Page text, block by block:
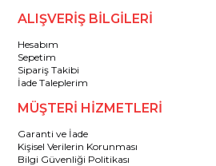
ALIŞVERİŞ BİLGİLERİ
Hesabım
Sepetim
Sipariş Takibi
İade Taleplerim
MÜŞTERİ HİZMETLERİ
Garanti ve İade
Kişisel Verilerin Korunması
Bilgi Güvenliği Politikası